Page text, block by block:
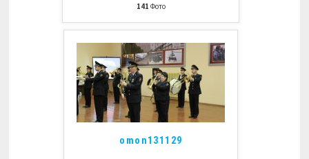
141 Фото
omon131129